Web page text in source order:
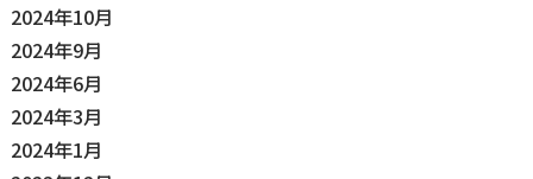
2024年10月
2024年9月
2024年6月
2024年3月
2024年1月